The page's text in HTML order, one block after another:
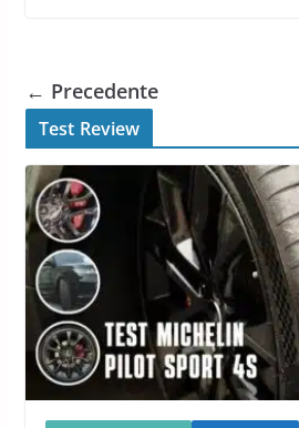
← Precedente
Test Review